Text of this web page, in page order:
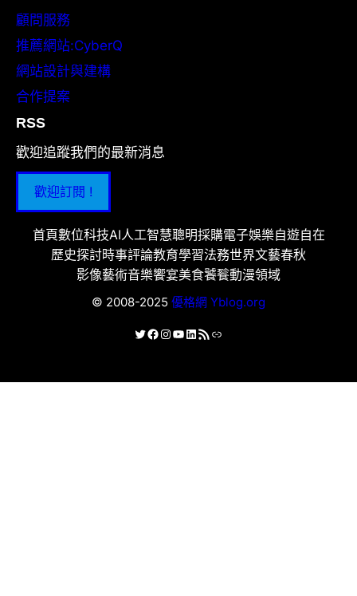
顧問服務
推薦網站:CyberQ
網站設計與建構
合作提案
RSS
歡迎追蹤我們的最新消息
歡迎訂閱 !
首頁數位科技AI人工智慧聰明採購電子娛樂自遊自在
歷史探討時事評論教育學習法務世界文藝春秋
影像藝術音樂饗宴美食饕餮動漫領域
© 2008-2025 優格網 Yblog.org
X Facebook
Instagram
YouTube
LinkedIn
RSS 資訊提供連結